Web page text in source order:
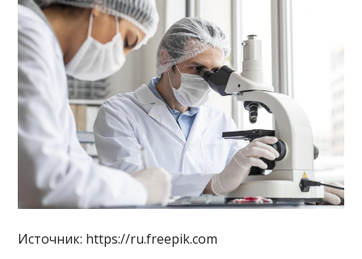
Источник: https://ru.freepik.com